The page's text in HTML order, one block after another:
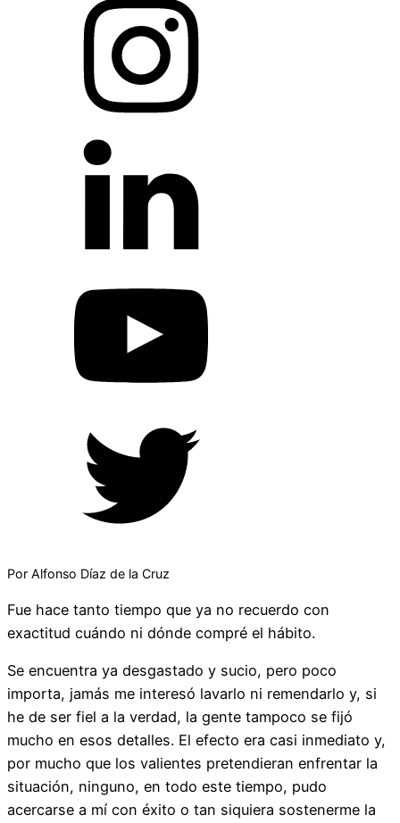
Por Alfonso Díaz de la Cruz
Fue hace tanto tiempo que ya no recuerdo con
exactitud cuándo ni dónde compré el hábito.
Se encuentra ya desgastado y sucio, pero poco
importa, jamás me interesó lavarlo ni remendarlo y, si
he de ser fiel a la verdad, la gente tampoco se fijó
mucho en esos detalles. El efecto era casi inmediato y,
por mucho que los valientes pretendieran enfrentar la
situación, ninguno, en todo este tiempo, pudo
acercarse a mí con éxito o tan siquiera sostenerme la